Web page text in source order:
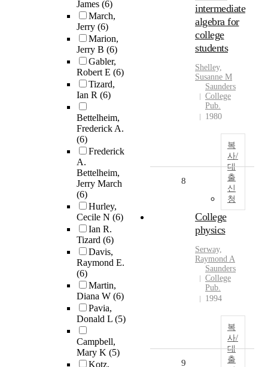
James (6)
March,
Jerry (6)
Marion,
Jerry B (6)
Gabler,
Robert E (6)
Tizard,
Ian R (6)
Bettelheim,
Frederick A.
(6)
Frederick
A.
Bettelheim,
Jerry March
(6)
Hurley,
Cecile N (6)
Ian R.
Tizard (6)
Davis,
Raymond E.
(6)
Martin,
Diana W (6)
Pavia,
Donald L (5)
Campbell,
Mary K (5)
Kotz,
intermediate
algebra for
college
students
Shelley,
Susanne M
Saunders
College
Pub.
1980
복
사/
대
출
신
청
8
College
physics
Serway,
Raymond A
Saunders
College
Pub.
1994
복
사/
대
출
9